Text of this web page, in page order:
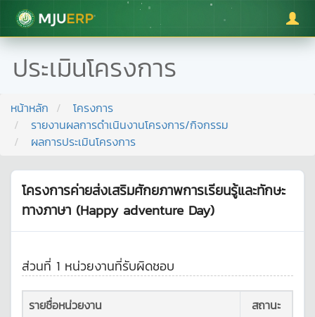
มหาวิทยาลัยแม่โจ้
ประเมินโครงการ
หน้าหลัก
โครงการ
รายงานผลการดำเนินงานโครงการ/กิจกรรม
ผลการประเมินโครงการ
โครงการค่ายส่งเสริมศักยภาพการเรียนรู้และทักษะ
ทางภาษา (Happy adventure Day)
ส่วนที่ 1 หน่วยงานที่รับผิดชอบ
รายชื่อหน่วยงาน สถานะ